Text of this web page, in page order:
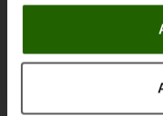
Alles voor je
Grootstalselaan